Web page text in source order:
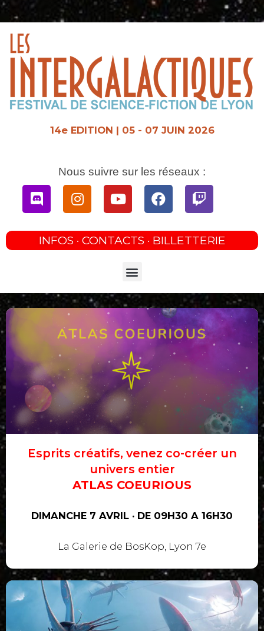
Aller
14e EDITION | 05 - 07 JUIN 2026
Nous suivre sur les réseaux :
DiscordInstagramYoutubeFacebookTwitch
INFOS · CONTACTS · BILLETTERIE
Menu
Esprits créatifs, venez co-créer un
univers entier
ATLAS COEURIOUS
DIMANCHE 7 AVRIL · DE 09H30 A 16H30
La Galerie de BosKop, Lyon 7e